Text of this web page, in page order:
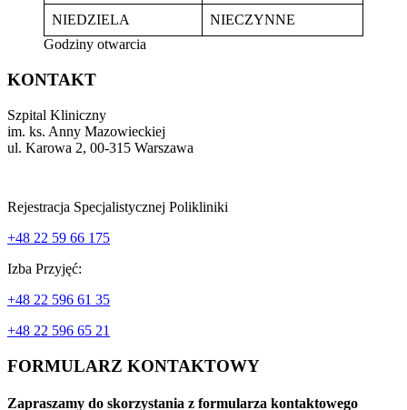
NIEDZIELA
NIECZYNNE
Godziny otwarcia
KONTAKT
Szpital Kliniczny
im. ks. Anny Mazowieckiej
ul. Karowa 2, 00-315 Warszawa
Rejestracja Specjalistycznej Polikliniki
+48 22 59 66 175
Izba Przyjęć:
+48 22 596 61 35
+48 22 596 65 21
FORMULARZ KONTAKTOWY
Zapraszamy do skorzystania z formularza kontaktowego